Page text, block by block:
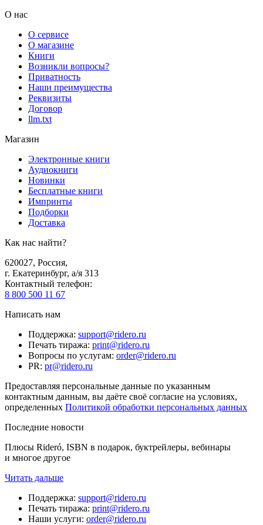
О нас
О сервисе
О магазине
Книги
Возникли вопросы?
Приватность
Наши преимущества
Реквизиты
Договор
llm.txt
Магазин
Электронные книги
Аудиокниги
Новинки
Бесплатные книги
Импринты
Подборки
Доставка
Как нас найти?
620027, Россия,
г. Екатеринбург, а/я 313
Контактный телефон:
8 800 500 11 67
Написать нам
Поддержка: support@ridero.ru
Печать тиража: print@ridero.ru
Вопросы по услугам: order@ridero.ru
PR: pr@ridero.ru
Предоставляя персональные данные по указанным
контактным данным, вы даёте своё согласие на условиях,
определенных Политикой обработки персональных данных
Последние новости
Плюсы Rideró, ISBN в подарок, буктрейлеры, вебинары
и многое другое
Читать дальше
Поддержка: support@ridero.ru
Печать тиража: print@ridero.ru
Наши услуги: order@ridero.ru